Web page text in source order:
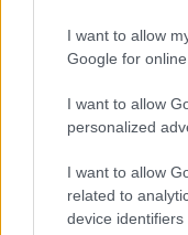
I want to allow
Google for
I want to allow
personalized
I want to allow
related to
device identifiers
Αθλητισμός|